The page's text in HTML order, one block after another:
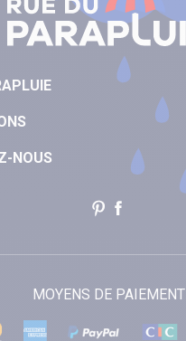
NOUS
MOYENS DE PAIEMENT